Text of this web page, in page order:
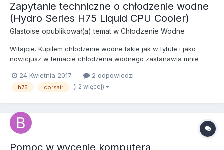
Zapytanie techniczne o chłodzenie wodne
(Hydro Series H75 Liquid CPU Cooler)
Glastoise opublikował(a) temat w Chłodzenie Wodne
Witajcie. Kupiłem chłodzenie wodne takie jak w tytule i jako
nowicjusz w temacie chłodzenia wodnego zastanawia mnie
nim tak jakby bulgotanie, przelewająca się ciecz. Trochę mnie to
zastanowiło bo na forach piszą, że nie może być w obiegu po...
24 Kwietnia 2017 2 odpowiedzi
h75 corsair (i 2 więcej)
Pomoc w wycenie komputera